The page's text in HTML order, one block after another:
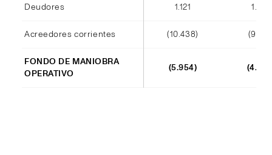
Deudores 1.121 1.012
Acreedores corrientes (10.438)
FONDO DE MANIOBRA
OPERATIVO
(5.954)